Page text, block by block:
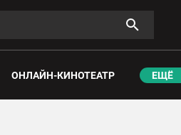
ОНЛАЙН-КИНОТЕАТР ЕЩЁ